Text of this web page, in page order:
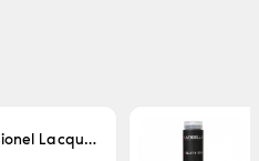
Λακ Professionel Lacque Super Strong 500ml